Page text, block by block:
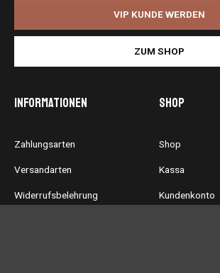
VIP KUNDE WERDEN
ZUM SHOP
Informationen
Zahlungsarten
Versandarten
Widerrufsbelehrung
Shop
Shop
Kassa
Kundenkonto